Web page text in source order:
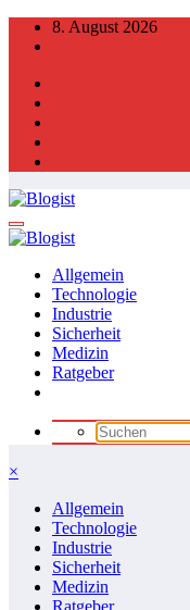
Zum
Inhalt
8. August 2026
Allgemein
Technologie
Industrie
Sicherheit
Medizin
Ratgeber
×
Allgemein
Technologie
Industrie
Sicherheit
Medizin
Ratgeber